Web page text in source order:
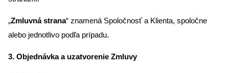
„Zmluvná strana“ znamená Spoločnosť a Klienta, spoločne
alebo jednotlivo podľa prípadu.
3. Objednávka a uzatvorenie Zmluvy